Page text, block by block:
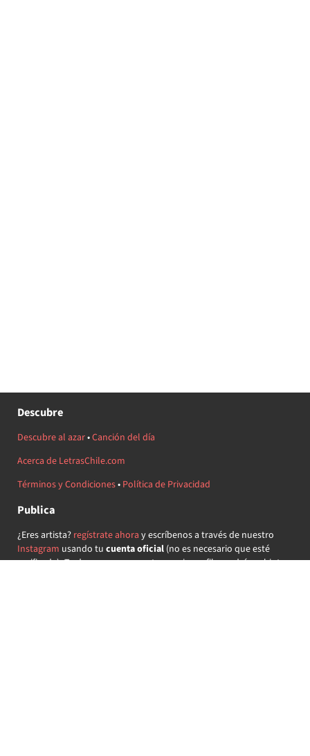
Descubre
Descubre al azar•Canción del día
Acerca de LetrasChile.com
Términos y Condiciones• Política de Privacidad
Publica
¿Eres artista? regístrate ahora y escríbenos a través de nuestro
Instagram usando tu cuenta oficial(no es necesario que esté
verificada) ¡Te daremos acceso a tu propio perfil y podrás subir tus